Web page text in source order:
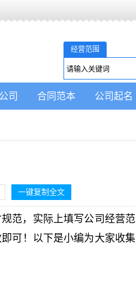
经营范围
司 合同范本 公司起名
一键复制全文
范，实际上填写公司经营范
可！以下是小编为大家收集